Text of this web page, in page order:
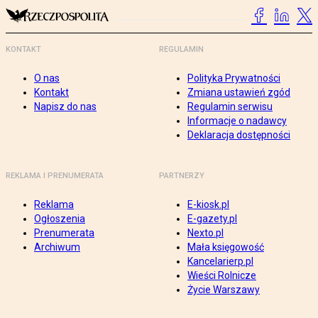
KONTAKT
O nas
Kontakt
Napisz do nas
REGULAMIN
Polityka Prywatności
Zmiana ustawień zgód
Regulamin serwisu
Informacje o nadawcy
Deklaracja dostępności
REKLAMA I PRENUMERATA
Reklama
Ogłoszenia
Prenumerata
Archiwum
PARTNERZY
E-kiosk.pl
E-gazety.pl
Nexto.pl
Mała księgowość
Kancelarierp.pl
Wieści Rolnicze
Życie Warszawy